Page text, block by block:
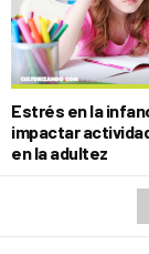
Estrés en la
impactar
en la adultez